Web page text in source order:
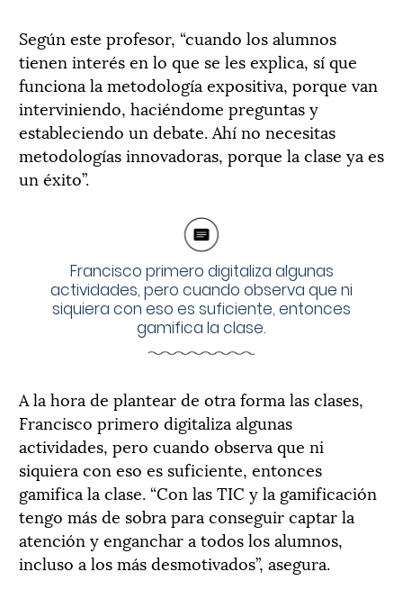
Según este profesor, “cuando los alumnos
tienen interés en lo que se les explica, sí que
funciona la metodología expositiva, porque van
interviniendo, haciéndome preguntas y
estableciendo un debate. Ahí no necesitas
metodologías innovadoras, porque la clase ya es
un éxito”.
Francisco primero digitaliza algunas
actividades, pero cuando observa que ni
siquiera con eso es suficiente, entonces
gamifica la clase.
A la hora de plantear de otra forma las clases,
Francisco primero digitaliza algunas
actividades, pero cuando observa que ni
siquiera con eso es suficiente, entonces
gamifica la clase. “Con las TIC y la gamificación
tengo más de sobra para conseguir captar la
atención y enganchar a todos los alumnos,
incluso a los más desmotivados”, asegura.